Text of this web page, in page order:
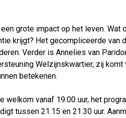
grote impact op het leven. Wat
krijgt? Het gecompliceerde van
Verder is Annelies van
Welzijnskwartier, zij
betekenen.
welkom vanaf 19.00 uur, het
tussen 21.15 en 21.30 uur.